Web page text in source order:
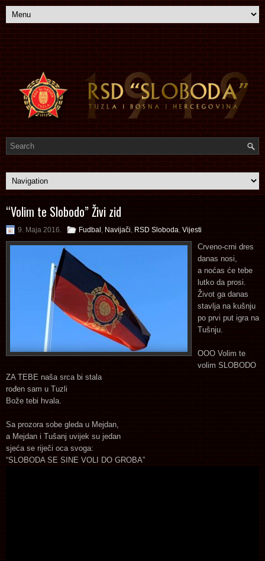
“Volim te Slobodo” Živi zid
9. Maja 2016. Fudbal Navijači RSD Sloboda Vijesti
Crveno-crni dres
danas nosi,
a noćas će tebe
lutko da prosi.
Život ga danas
stavlja na kušnju
po prvi put igra na
Tušnju.
OOO Volim te
volim SLOBODO
ZA TEBE naša srca bi stala
rođen sam u Tuzli
Bože tebi hvala.
Sa prozora sobe gleda u Mejdan,
a Mejdan i Tušanj uvijek su jedan
sjeća se riječi oca svoga:
“SLOBODA SE SINE VOLI DO GROBA”